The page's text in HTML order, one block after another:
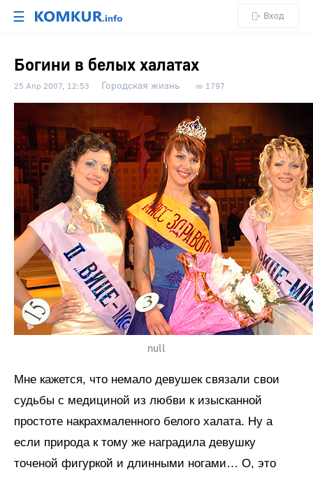
☰ Вход
Богини в белых халатах
25 Апр 2007, 12:53 Городская жизнь 1797
null
Мне кажется, что немало девушек связали свои
судьбы с медициной из любви к изысканной
простоте накрахмаленного белого халата. Ну а
если природа к тому же наградила девушку
точеной фигуркой и длинными ногами… О, это